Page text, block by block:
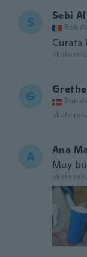
S Sebi
Rok
Curata
około
G Grethe
Rok
około
A
Ana
Muy
około